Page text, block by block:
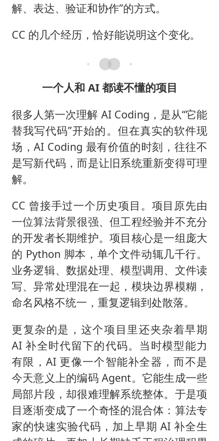
解、表达、验证和协作”的方式。
CC 的几个经历，恰好能说明这个变化。
一个人和 AI 都读不懂的项目
很多人第一次理解 AI Coding，是从“它能
替我写代码”开始的。但在真实的软件现
场，AI Coding 最有价值的时刻，往往不
是写新代码，而是让旧系统重新变得可理
解。
CC 曾接手过一个历史项目。项目原先由
一位算法背景很强、但工程经验并不充分
的开发者长期维护。项目核心是一组庞大
的 Python 脚本，单个文件动辄几千行。
业务逻辑、数据处理、模型调用、文件读
写、异常处理混在一起，模块边界模糊，
命名风格不统一，重复逻辑到处散落。
更复杂的是，这个项目里还夹杂着早期
AI 补全时代留下的代码。当时模型能力
有限，AI 更像一个智能补全器，而不是
今天意义上的编码 Agent。它能生成一些
局部片段，却很难理解系统整体。于是项
目逐渐变成了一个奇怪的混合体：算法专
家的快速实验代码，加上早期 AI 补全生